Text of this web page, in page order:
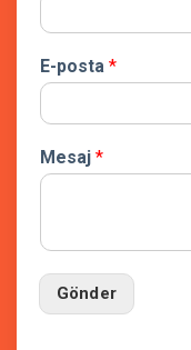
E-posta *
Mesaj *
Gönder